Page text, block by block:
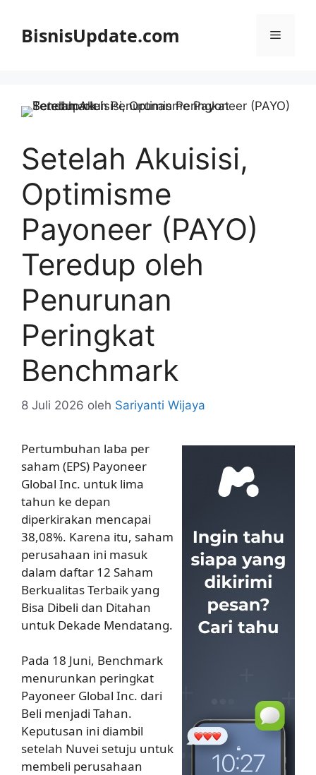
BisnisUpdate.com Menu
Setelah Akuisisi,
Optimisme
Payoneer (PAYO)
Teredup oleh
Penurunan
Peringkat
Benchmark
8 Juli 2026 oleh Sariyanti Wijaya
Pertumbuhan laba per
saham (EPS) Payoneer
Global Inc. untuk lima
tahun ke depan
diperkirakan mencapai
38,08%. Karena itu, saham
perusahaan ini masuk
dalam daftar 12 Saham
Berkualitas Terbaik yang
Bisa Dibeli dan Ditahan
untuk Dekade Mendatang.
Pada 18 Juni, Benchmark
menurunkan peringkat
Payoneer Global Inc. dari
Beli menjadi Tahan.
Keputusan ini diambil
setelah Nuvei setuju untuk
membeli perusahaan